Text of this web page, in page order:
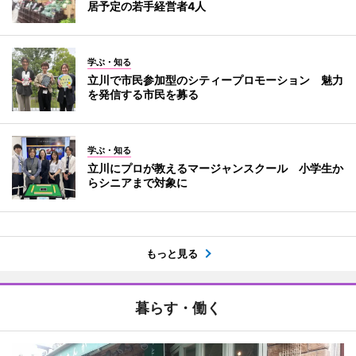
居予定の若手経営者4人
学ぶ・知る
立川で市民参加型のシティープロモーション 魅力
を発信する市民を募る
学ぶ・知る
立川にプロが教えるマージャンスクール 小学生か
らシニアまで対象に
もっと見る
暮らす・働く